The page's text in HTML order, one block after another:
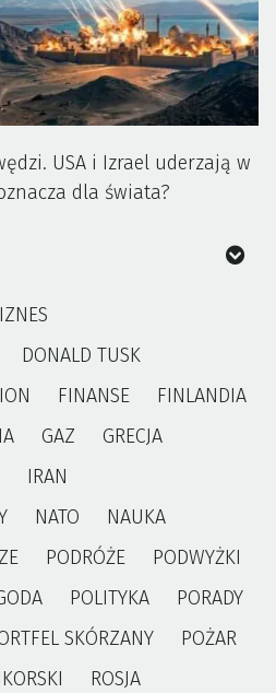
USA i Izrael uderzają w
dla świata?
DONALD TUSK
FINANSE
FINLANDIA
GAZ
GRECJA
IRAN
NATO
NAUKA
PODRÓŻE
PODWYŻKI
POLITYKA
PORADY
SKÓRZANY
POŻAR
ROSJA